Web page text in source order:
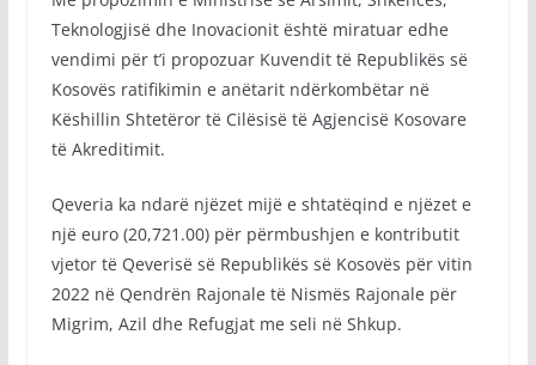
Teknologjisë dhe Inovacionit është miratuar edhe
vendimi për t’i propozuar Kuvendit të Republikës së
Kosovës ratifikimin e anëtarit ndërkombëtar në
Këshillin Shtetëror të Cilësisë të Agjencisë Kosovare
të Akreditimit.
Qeveria ka ndarë njëzet mijë e shtatëqind e njëzet e
një euro (20,721.00) për përmbushjen e kontributit
vjetor të Qeverisë së Republikës së Kosovës për vitin
2022 në Qendrën Rajonale të Nismës Rajonale për
Migrim, Azil dhe Refugjat me seli në Shkup.